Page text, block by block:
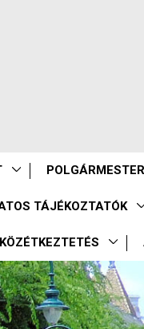
TÁJÉKOZTATÓK
KÖZÉTKEZTETÉS